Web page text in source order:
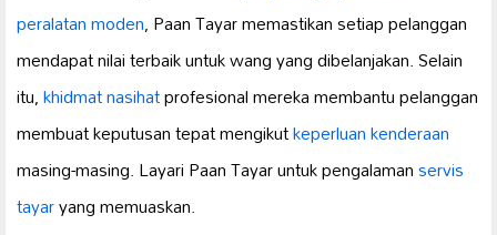
peralatan moden, Paan Tayar memastikan setiap pelanggan
mendapat nilai terbaik untuk wang yang dibelanjakan. Selain
itu,khidmat nasihatprofesional mereka membantu pelanggan
membuat keputusan tepat mengikutkeperluan kenderaan
masing-masing. Layari Paan Tayar untuk pengalamanservis
tayaryang memuaskan.